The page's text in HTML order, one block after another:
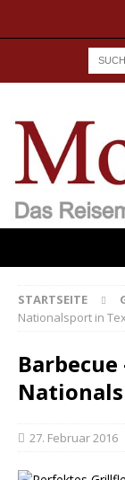
STARTSEITE
Nationalsport in
27. Februar 2016